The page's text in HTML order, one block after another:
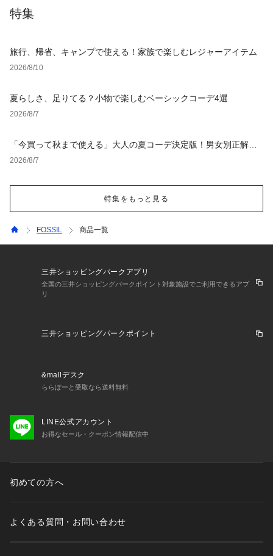
特集
旅行、帰省、キャンプで使える！家族で楽しむレジャーアイテム
2026/8/10
夏らしさ、足りてる？小物で楽しむベーシックコーデ4選
2026/8/7
「今買って秋まで使える」大人の夏コーデ決定版！男女別正解ス
タイルとNGな着こなし
2026/8/7
特集をもっと見る
FOSSIL 商品一覧
三井ショッピングパークアプリ
全国の三井ショッピングパークポイント対象施設でご利用できるアプ
リ
三井ショッピングパークポイント
&mallデスク
ららぽーと受取なら送料無料
LINE公式アカウント
お得なセール・クーポン情報配信中
初めての方へ
よくある質問・お問い合わせ